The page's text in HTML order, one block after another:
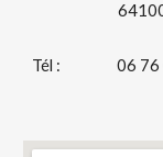
Tél :                 06